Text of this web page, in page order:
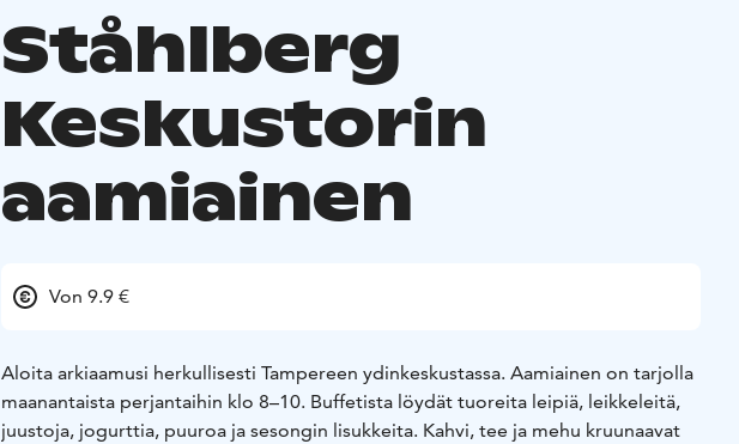
Ståhlberg
Keskustorin
aamiainen
Von 9.9 €
Aloita arkiaamusi herkullisesti Tampereen ydinkeskustassa. Aamiainen on tarjolla
maanantaista perjantaihin klo 8–10. Buffetista löydät tuoreita leipiä, leikkeleitä,
juustoja, jogurttia, puuroa ja sesongin lisukkeita. Kahvi, tee ja mehu kruunaavat